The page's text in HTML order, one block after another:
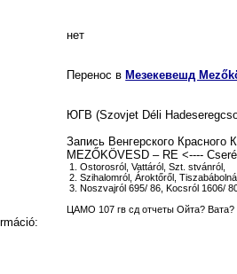
нет
Перенос в Мезекевешд
ЮГВ (Szovjet Déli
Запись Венгерского Красного
MEZŐKÖVESD – RE <----
1. Ostorosról, Vattáról, Szt. stvánról,
2. Szihalomról, Ároktőről,
3. Noszvajról 695/ 86, Kocsról 1606/
ЦАМО 107 гв сд отчеты Ойта? Вата?